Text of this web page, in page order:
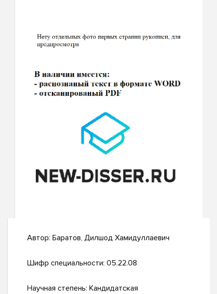
Автор: Баратов, Дилшод Хамидуллаевич
Шифр специальности: 05.22.08
Научная степень: Кандидатская